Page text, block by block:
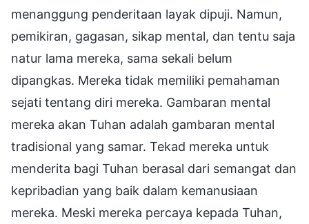
menanggung penderitaan layak dipuji. Namun,
pemikiran, gagasan, sikap mental, dan tentu saja
natur lama mereka, sama sekali belum
dipangkas. Mereka tidak memiliki pemahaman
sejati tentang diri mereka. Gambaran mental
mereka akan Tuhan adalah gambaran mental
tradisional yang samar. Tekad mereka untuk
menderita bagi Tuhan berasal dari semangat dan
kepribadian yang baik dalam kemanusiaan
mereka. Meski mereka percaya kepada Tuhan,